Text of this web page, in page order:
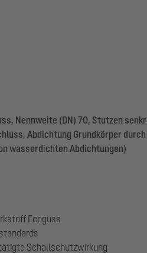
Nennweite (DN) 70, Stutzen
Abdichtung Grundkörper
wasserdichten Abdichtungen)
Ecoguss
Schallschutzwirkung